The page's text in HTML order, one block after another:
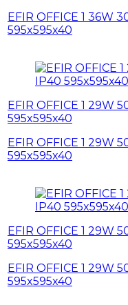
EFIR OFFICE 1 36W
595x595x40
EFIR OFFICE 1 29W
595x595x40
EFIR OFFICE 1 29W
595x595x40
EFIR OFFICE 1 29W
595x595x40
EFIR OFFICE 1 29W
595x595x40